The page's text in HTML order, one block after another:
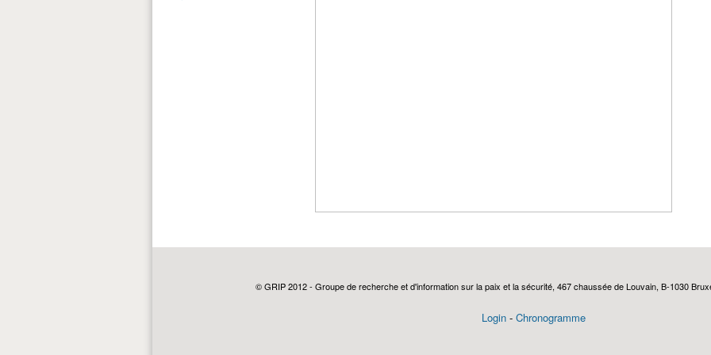
© GRIP 2012 - Groupe de recherche et d'information sur la paix et la sécurité, 467 chaussée de Louvain, B-1030
Login- Chronogramme